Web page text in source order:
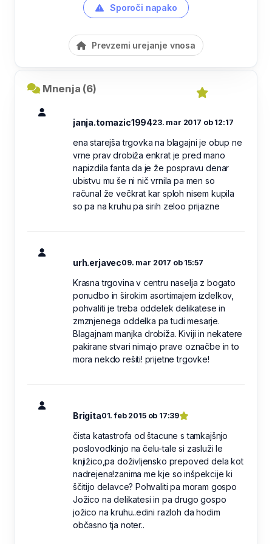
Sporoči napako
Prevzemi urejanje vnosa
Mnenja (6)
janja.tomazic199423. mar 2017 ob 12:17
ena starejša trgovka na blagajni je obup ne
vrne prav drobiža enkrat je pred mano
napizdila fanta da je že pospravu denar
ubistvu mu še ni nič vrnila pa men so
računal že večkrat kar sploh nisem kupila
so pa na kruhu pa sirih zeloo prijazne
urh.erjavec09. mar 2017 ob 15:57
Krasna trgovina v centru naselja z bogato
ponudbo in širokim asortimajem izdelkov,
pohvaliti je treba oddelek delikatese in
zmznjenega oddelka pa tudi mesarje.
Blagajnam manjka drobiža. Kiviji in nekatere
pakirane stvari nimajo prave označbe in to
mora nekdo rešiti! prijetne trgovke!
Brigita01. feb 2015 ob 17:39
čista katastrofa od štacune s tamkajšnjo
poslovodkinjo na čelu-tale si zasluži le
knjižico,pa doživljensko prepoved dela kot
nadrejena!zanima me kje so inšpekcije ki
ščitijo delavce? Pohvaliti pa moram gospo
Jožico na delikatesi in pa drugo gospo
jožico na kruhu..edini razloh da hodim
občasno tja noter..